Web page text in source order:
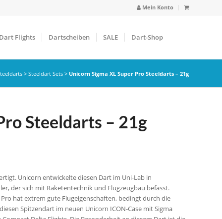
Mein Konto
Dart Flights Dartscheiben SALE Dart-Shop
> Steeldart Sets > Unicorn Sigma XL Super Pro Steeldarts – 21g
Steeldarts – 21g
Unicorn entwickelte diesen Dart im Uni-Lab in
der sich mit Raketentechnik und Flugzeugbau befasst.
hat extrem gute Flugeigenschaften, bedingt durch die
Spitzendart im neuen Unicorn ICON-Case mit Sigma